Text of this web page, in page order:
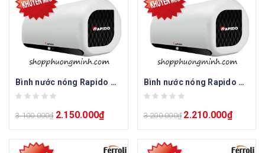
Bình nước nóng Rapido Greta GE 30L
3.100.000₫ 2.150.000₫
Bình nước nóng Rapido Greta GA 30L
3.200.000₫ 2.210.000₫